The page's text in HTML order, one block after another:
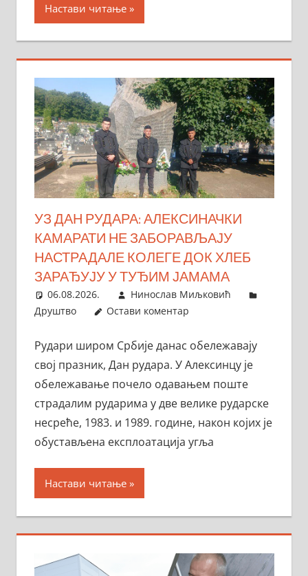
Настави читање
УЗ ДАН РУДАРА: АЛЕКСИНАЧКИ
КАМАРАТИ НЕ ЗАБОРАВЉАЈУ
НАСТРАДАЛЕ КОЛЕГЕ ДОК ХЛЕБ
ЗАРАЂУЈУ У ТУЂИМ ЈАМАМА
06.08.2026.
Нинослав Миљковић
Друштво
Остави коментар
Рудари широм Србије данас обележавају
свој празник, Дан рудара. У Алексинцу је
обележавање почело одавањем поште
страдалим рударима у две велике рударске
несреће, 1983. и 1989. године, након којих је
обустављена експлоатација угља
Настави читање